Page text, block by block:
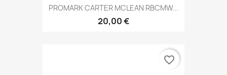
PROMARK CARTER MCLEAN RBCMW...
20,00 €
favorite_border